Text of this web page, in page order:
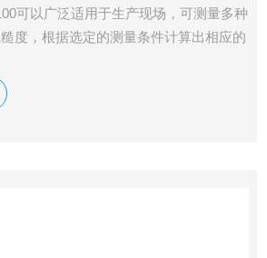
可以广泛适用于生产现场，可测量多种
度，根据选定的测量条件计算出相应的